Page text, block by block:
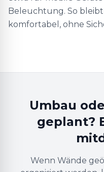
Beleuchtung. So
komfortabel, ohne
Umbau
geplant?
Wenn Wände